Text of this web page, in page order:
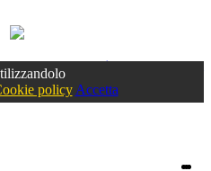
Accedioppure registrati
policy Accetta